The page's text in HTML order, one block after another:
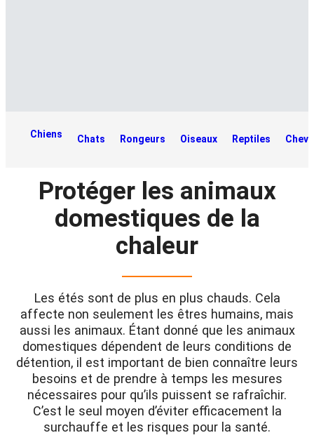
Chiens Chats Rongeurs Oiseaux Reptiles
Protéger les animaux
domestiques de la
chaleur
Les étés sont de plus en plus chauds. Cela
affecte non seulement les êtres humains, mais
aussi les animaux. Étant donné que les animaux
domestiques dépendent de leurs conditions de
détention, il est important de bien connaître leurs
besoins et de prendre à temps les mesures
nécessaires pour qu’ils puissent se rafraîchir.
C’est le seul moyen d’éviter efficacement la
surchauffe et les risques pour la santé.